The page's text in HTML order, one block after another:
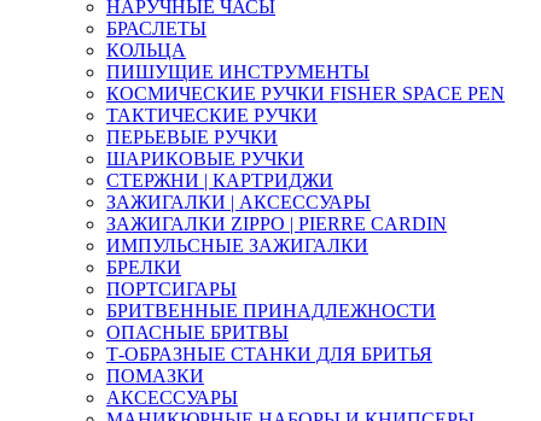
НАРУЧНЫЕ ЧАСЫ
БРАСЛЕТЫ
КОЛЬЦА
ПИШУЩИЕ ИНСТРУМЕНТЫ
КОСМИЧЕСКИЕ РУЧКИ FISHER SPACE PEN
ТАКТИЧЕСКИЕ РУЧКИ
ПЕРЬЕВЫЕ РУЧКИ
ШАРИКОВЫЕ РУЧКИ
СТЕРЖНИ | КАРТРИДЖИ
ЗАЖИГАЛКИ | АКСЕССУАРЫ
ЗАЖИГАЛКИ ZIPPO | PIERRE CARDIN
ИМПУЛЬСНЫЕ ЗАЖИГАЛКИ
БРЕЛКИ
ПОРТСИГАРЫ
БРИТВЕННЫЕ ПРИНАДЛЕЖНОСТИ
ОПАСНЫЕ БРИТВЫ
Т-ОБРАЗНЫЕ СТАНКИ ДЛЯ БРИТЬЯ
ПОМАЗКИ
АКСЕССУАРЫ